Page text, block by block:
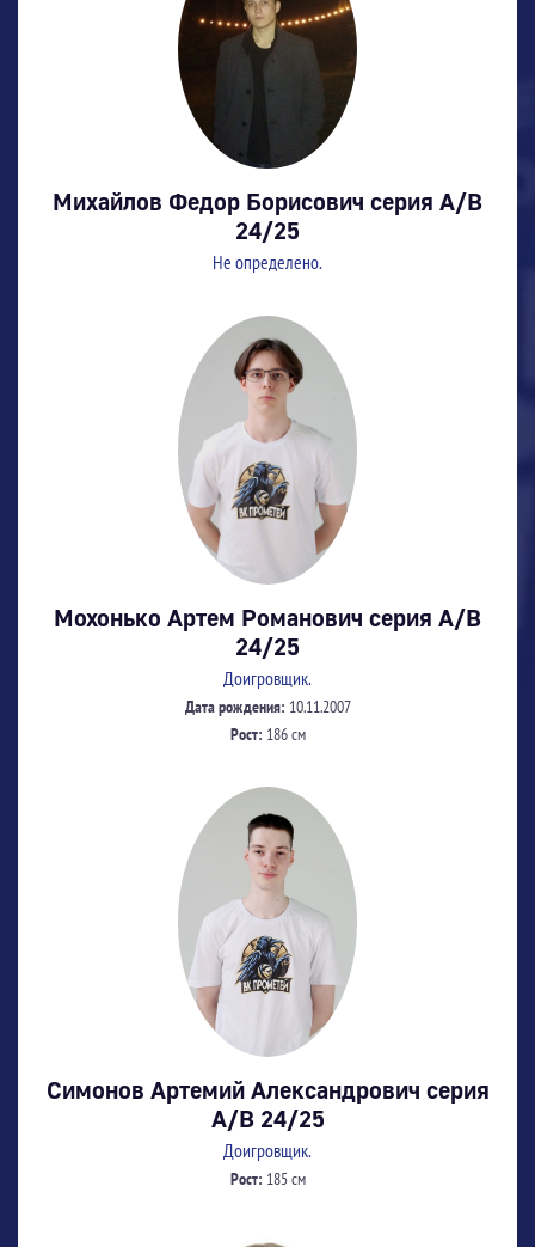
Михайлов Федор Борисович серия А/В
24/25
Не определено.
Мохонько Артем Романович серия А/В
24/25
Доигровщик.
Дата рождения: 10.11.2007
Рост: 186 см
Симонов Артемий Александрович серия
А/В 24/25
Доигровщик.
Рост: 185 см